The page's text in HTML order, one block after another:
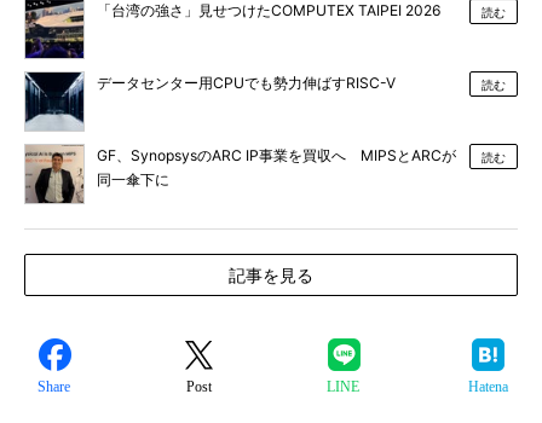
「台湾の強さ」見せつけたCOMPUTEX TAIPEI 2026 読む
データセンター用CPUでも勢力伸ばすRISC-V 読む
GF、SynopsysのARC IP事業を買収へ MIPSとARCが
同一傘下に
読む
記事を見る
Share Post LINE Hatena